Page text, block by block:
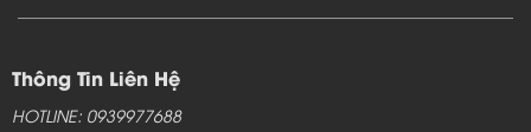
Thông Tin Liên Hệ
HOTLINE: 0939977688